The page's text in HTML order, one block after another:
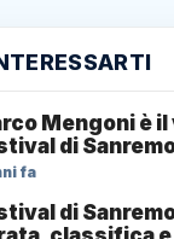
Mengoni è
di
fa
di